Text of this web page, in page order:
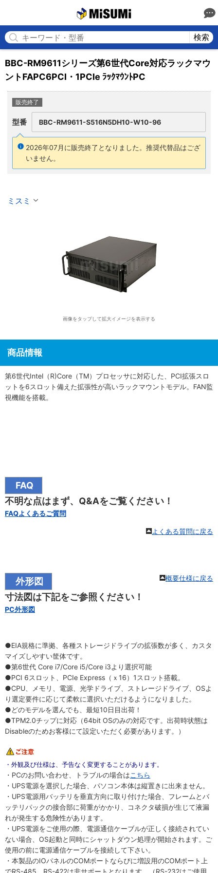
検索
BBC-RM9611シリーズ第6世代Core対応ラックマウ
ントFAPC6PCI・1PCIe ﾗｯｸﾏｳﾝﾄPC
販売終了
型番 BBC-RM9611-S516N5DH10-W10-96
2026年07月に販売終了となりました。 推奨代替品はござ
いません。
ミスミ
画像をタップして拡大イメージを表示する
商品情報
第6世代Intel（R)Core（TM）プロセッサに対応した、PCI拡張スロ
ットを6スロット備えた拡張性が高いラックマウントモデル。FAN監
視機能を搭載。
FAQ
不明な点はまず、Q&Aをご覧ください！
FAQよくあるご質問
よくある質問に戻る
外形図
寸法図は下記をご参照ください！
PC外形図
概要仕様に戻る
●EIA規格に準拠、各種ストレージドライブの拡張数が多く、カスタ
マイズしやすい筐体です。
●第6世代 Core i7/Core i5/Core i3より選択可能
●PCI 6スロット、PCIe Express（ｘ16）1スロット搭載。
●CPU、メモリ、電源、光学ドライブ、ストレージドライブ、OSよ
り選定要件に応じて柔軟に選択いただけるようになりました。
●どのモデルを選んでも、最短10日目出荷！
●TPM2.0チップに対応（64bit OSのみの対応です。出荷時状態は
Disableのためお客様にて設定いただく必要があります。）
・外観及び仕様は、予告なく変更することがあります。
・PCのお問い合わせ、トラブルの場合はこちら
・UPS電源を選択した場合、パソコン本体は縦置きに出来ません。
・UPS電源用バッテリを垂直方向に取り付けた場合、フレームとバ
ッテリパックの接合部に荷重がかかり、コネクタ破損が生じて液漏
れが発生する危険性があります。
・UPS電源をご使用の際、電源通信ケーブルが正しく接続されてい
ない場合、OS起動と同時にシャットダウン処理が開始されます。ご
使用の前に電源通信ケーブルを接続して下さい。
・本製品のIOパネルのCOMポートならびに増設用のCOMポート上
でRS-485、RS-422は非サポートとなります。（RS-232はご使用